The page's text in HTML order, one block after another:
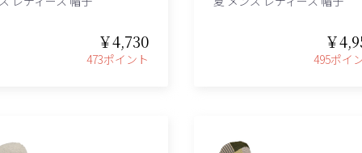
￥4,730
473ポイント
￥
495ポイ